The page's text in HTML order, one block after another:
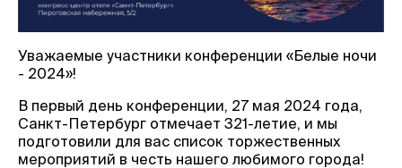
Уважаемые участники конференции «Белые ночи
- 2024»!
В первый день конференции, 27 мая 2024 года,
Санкт-Петербург отмечает 321-летие, и мы
подготовили для вас список торжественных
мероприятий в честь нашего любимого города!